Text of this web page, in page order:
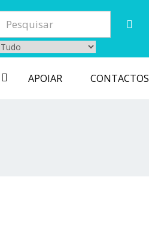
APOIAR CONTACTOS